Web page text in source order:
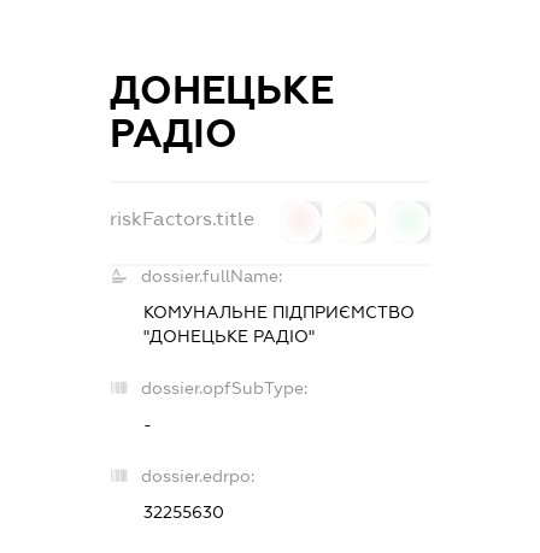
ДОНЕЦЬКЕ
РАДІО
riskFactors.title
dossier.fullName:
КОМУНАЛЬНЕ ПІДПРИЄМСТВО
"ДОНЕЦЬКЕ РАДІО"
dossier.opfSubType:
-
dossier.edrpo:
32255630